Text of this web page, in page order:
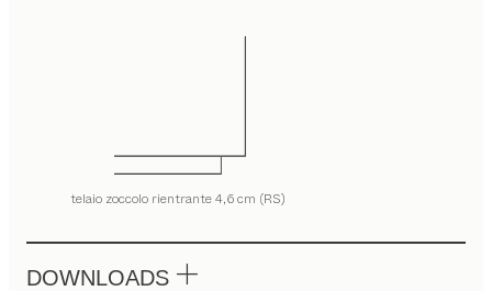
telaio zoccolo rientrante 4,6 cm (RS)
DOWNLOADS